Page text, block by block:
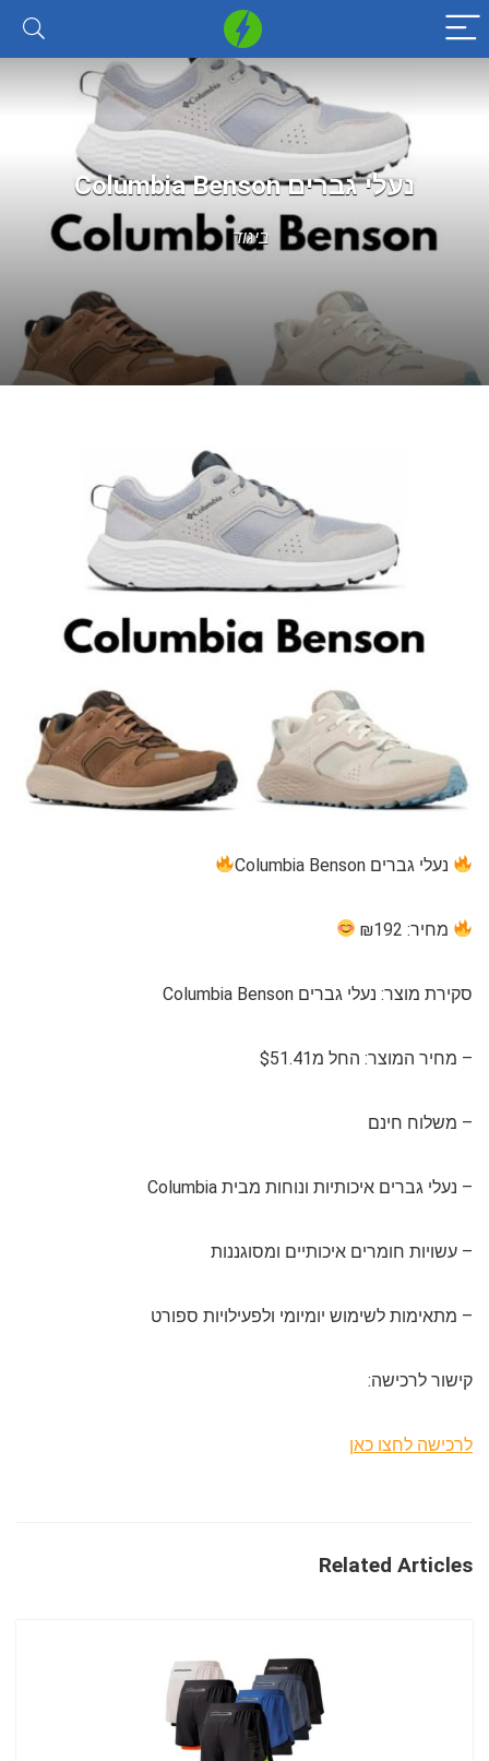
נעלי גברים Columbia Benson
ביגוד
נעלי גברים Columbia Benson
מחיר: ₪192
סקירת מוצר: נעלי גברים Columbia Benson
– מחיר המוצר: החל מ$51.41
– משלוח חינם
– נעלי גברים איכותיות ונוחות מבית Columbia
– עשויות חומרים איכותיים ומסוגננות
– מתאימות לשימוש יומיומי ולפעילויות ספורט
קישור לרכישה:
לרכישה לחצו כאן
Related Articles